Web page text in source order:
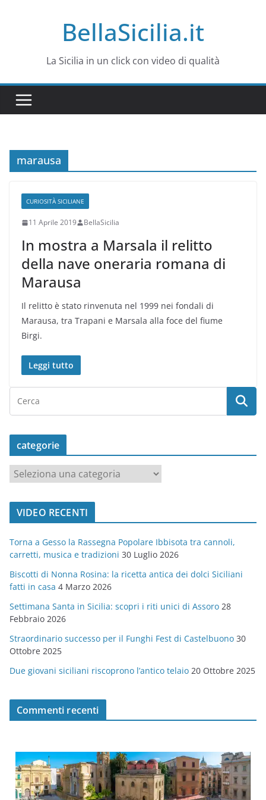
BellaSicilia.it
La Sicilia in un click con video di qualità
marausa
CURIOSITÀ SICILIANE
11 Aprile 2019 BellaSicilia
In mostra a Marsala il relitto
della nave oneraria romana di
Marausa
Il relitto è stato rinvenuta nel 1999 nei fondali di
Marausa, tra Trapani e Marsala alla foce del fiume
Birgi.
Leggi tutto
categorie
a
t
o
r
i
e
VIDEO RECENTI
Torna a Gesso la Rassegna Popolare Ibbisota tra cannoli,
carretti, musica e tradizioni 30 Luglio 2026
Biscotti di Nonna Rosina: la ricetta antica dei dolci Siciliani
fatti in casa 4 Marzo 2026
Settimana Santa in Sicilia: scopri i riti unici di Assoro 28
Febbraio 2026
Straordinario successo per il Funghi Fest di Castelbuono 30
Ottobre 2025
Due giovani siciliani riscoprono l’antico telaio 20 Ottobre 2025
Commenti recenti